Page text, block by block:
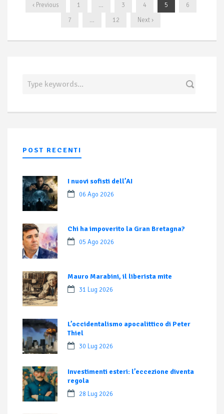
‹ Previous 1 … 3 4 5
6
7
… 12 Next ›
POST RECENTI
I nuovi sofisti dell’AI
06 Ago 2026
Chi ha impoverito la Gran Bretagna?
05 Ago 2026
Mauro Marabini, il liberista mite
31 Lug 2026
L’occidentalismo apocalittico di Peter
Thiel
30 Lug 2026
Investimenti esteri: l’eccezione diventa
regola
28 Lug 2026